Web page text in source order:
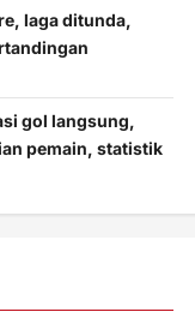
laga ditunda,
gol langsung,
pemain, statistik